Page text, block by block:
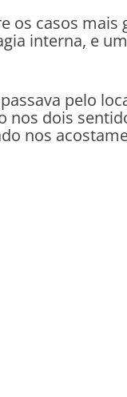
os casos mais
interna, e
pelo
dois
nos